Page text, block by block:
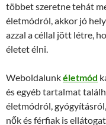
többet szeretne tehát
életmódról, akkor jó
azzal a céllal jött létre,
életet élni.
Weboldalunkéletmód
és egyéb tartalmat
életmódról,
nők és férfiak is